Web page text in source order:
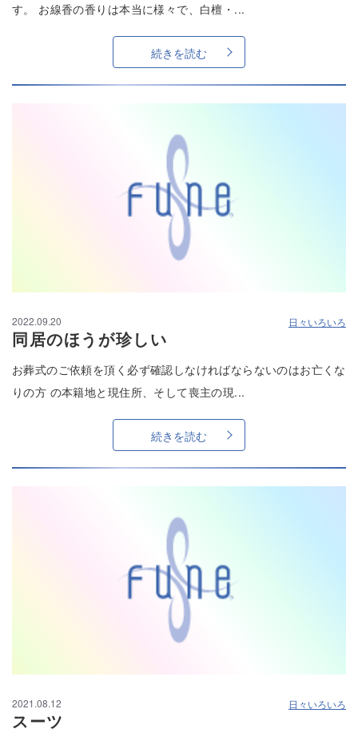
す。 お線香の香りは本当に様々で、白檀・...
続きを読む
2022.09.20 日々いろいろ
同居のほうが珍しい
お葬式のご依頼を頂く必ず確認しなければならないのはお亡くな
りの方 の本籍地と現住所、そして喪主の現...
続きを読む
2021.08.12 日々いろいろ
スーツ